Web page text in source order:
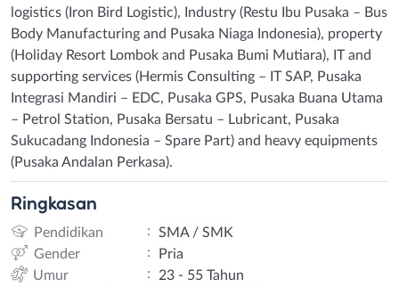
logistics (Iron Bird Logistic), Industry (Restu Ibu Pusaka – Bus
Body Manufacturing and Pusaka Niaga Indonesia), property
(Holiday Resort Lombok and Pusaka Bumi Mutiara), IT and
supporting services (Hermis Consulting – IT SAP, Pusaka
Integrasi Mandiri – EDC, Pusaka GPS, Pusaka Buana Utama
– Petrol Station, Pusaka Bersatu – Lubricant, Pusaka
Sukucadang Indonesia – Spare Part) and heavy equipments
(Pusaka Andalan Perkasa).
Ringkasan
Pendidikan :
SMA / SMK
Gender
:
Pria
Umur
:
23 - 55 Tahun